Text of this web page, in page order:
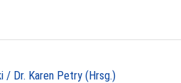
/ Dr. Karen Petry (Hrsg.)